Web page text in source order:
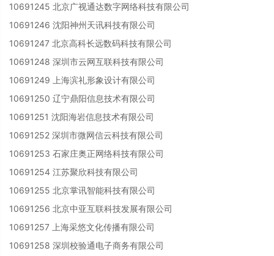
10691245 北京广视通达数字网络科技有限公司
10691246 沈阳神州天讯科技有限公司
10691247 北京高科长远数码科技有限公司
10691248 深圳市云网互联科技有限公司
10691249 上海滨礼形象设计有限公司
10691250 辽宁鼎阳信息技术有限公司
10691251 沈阳海岩信息技术有限公司
10691252 深圳市微网信云科技有限公司
10691253 石家庄奥正网络科技有限公司
10691254 江苏聚欣科技有限公司
10691255 北京掌讯智能科技有限公司
10691256 北京中亚互联科技发展有限公司
10691257 上海采悠文化传播有限公司
10691258 深圳校验通电子商务有限公司